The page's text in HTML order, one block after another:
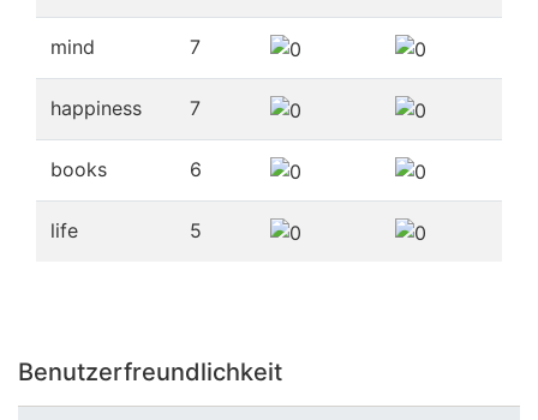
mind 7
happiness 7
books 6
life 5
Benutzerfreundlichkeit